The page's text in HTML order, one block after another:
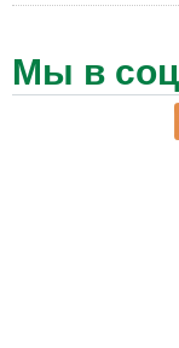
Мы в